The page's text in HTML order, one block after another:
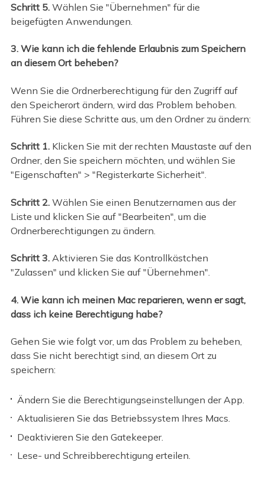
Schritt 5. Wählen Sie "Übernehmen" für die
beigefügten Anwendungen.
3. Wie kann ich die fehlende Erlaubnis zum Speichern
an diesem Ort beheben?
Wenn Sie die Ordnerberechtigung für den Zugriff auf
den Speicherort ändern, wird das Problem behoben.
Führen Sie diese Schritte aus, um den Ordner zu ändern:
Schritt 1.Klicken Sie mit der rechten Maustaste auf den
Ordner, den Sie speichern möchten, und wählen Sie
"Eigenschaften" > "Registerkarte Sicherheit".
Schritt 2. Wählen Sie einen Benutzernamen aus der
Liste und klicken Sie auf "Bearbeiten", um die
Ordnerberechtigungen zu ändern.
Schritt 3.Aktivieren Sie das Kontrollkästchen
"Zulassen" und klicken Sie auf "Übernehmen".
4. Wie kann ich meinen Mac reparieren, wenn er sagt,
dass ich keine Berechtigung habe?
Gehen Sie wie folgt vor, um das Problem zu beheben,
dass Sie nicht berechtigt sind, an diesem Ort zu
speichern:
Ändern Sie die Berechtigungseinstellungen der App.
Aktualisieren Sie das Betriebssystem Ihres Macs.
Deaktivieren Sie den Gatekeeper.
Lese- und Schreibberechtigung erteilen.